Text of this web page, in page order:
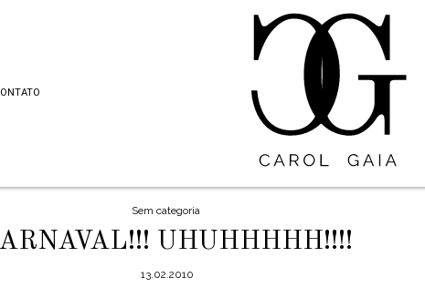
Sem categoria
UHUHHHHH!!!!
13.02.2010